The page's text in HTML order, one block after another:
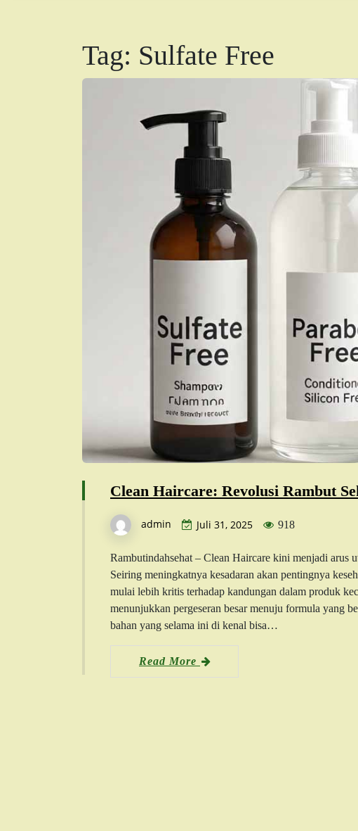
Tag: Sulfate Free
Clean Haircare: Revolusi Rambut
admin Juli 31, 2025 918
Rambutindahsehat – Clean Haircare kini menjadi arus
Seiring meningkatnya kesadaran akan pentingnya
mulai lebih kritis terhadap kandungan dalam produk
menunjukkan pergeseran besar menuju formula yang
bahan yang selama ini di kenal bisa…
Read More